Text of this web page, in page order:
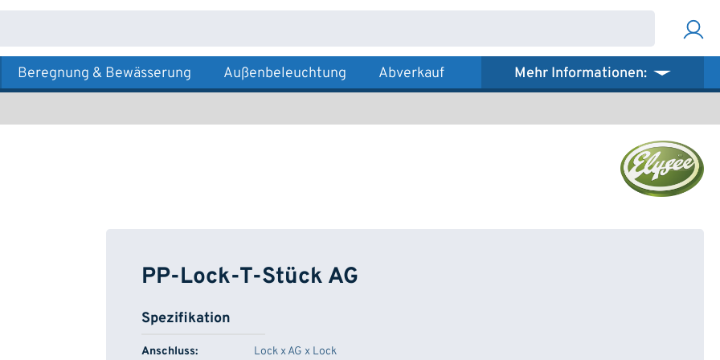
Beregnung & Bewässerung Außenbeleuchtung Abverkauf Mehr Informationen:
PP-Lock-T-Stück AG
Spezifikation
Anschluss:
Lock x AG x Lock